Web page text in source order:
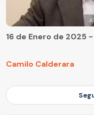
Camilo Calderara
16 de Enero de 2025